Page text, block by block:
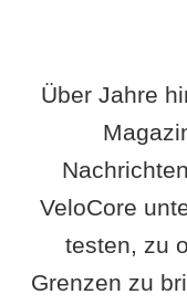
Über Jahre
VeloCore
testen, zu
Grenzen zu